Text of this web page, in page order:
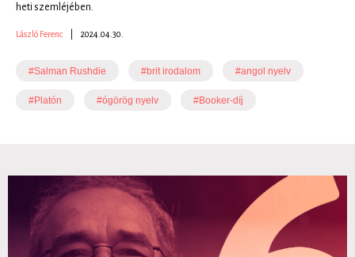
heti szemléjében.
László Ferenc 2024.04.30.
#Salman Rushdie #brit irodalom #angol nyelv
#Platón #ógörög nyelv #Booker-díj